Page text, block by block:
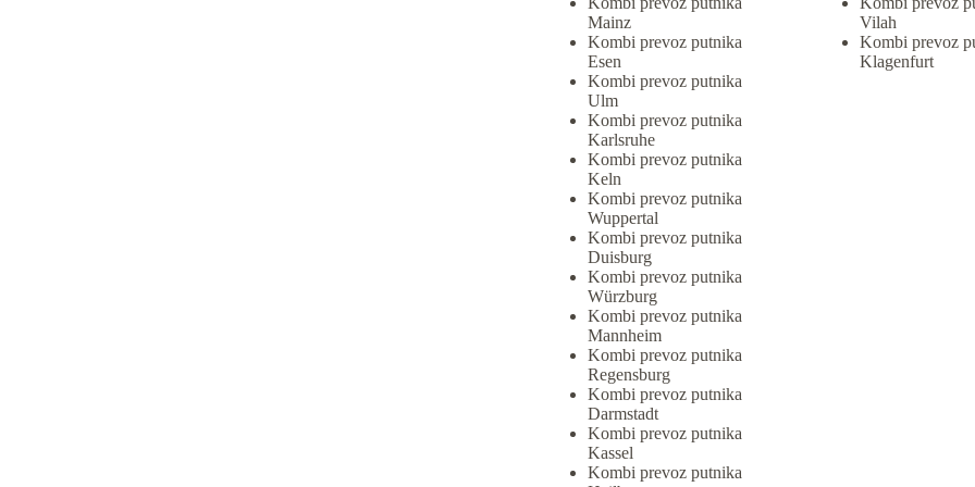
Mainz
Kombi prevoz putnika
Esen
Kombi prevoz putnika
Ulm
Kombi prevoz putnika
Karlsruhe
Kombi prevoz putnika
Keln
Kombi prevoz putnika
Wuppertal
Kombi prevoz putnika
Duisburg
Kombi prevoz putnika
Würzburg
Kombi prevoz putnika
Mannheim
Kombi prevoz putnika
Regensburg
Kombi prevoz putnika
Darmstadt
Kombi prevoz putnika
Kassel
Kombi prevoz putnika
Vilah
Kombi prevoz
Klagenfurt